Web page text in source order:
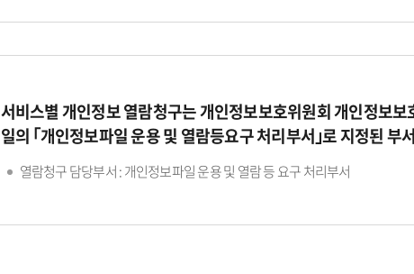
서비스별 개인정보 열람청구는 개인정보보호위원회 개인정보
일의 ｢개인정보파일 운용 및 열람등요구 처리부서｣로 지정된 부
열람청구 담당부서 : 개인정보파일 운용 및 열람 등 요구 처리부서